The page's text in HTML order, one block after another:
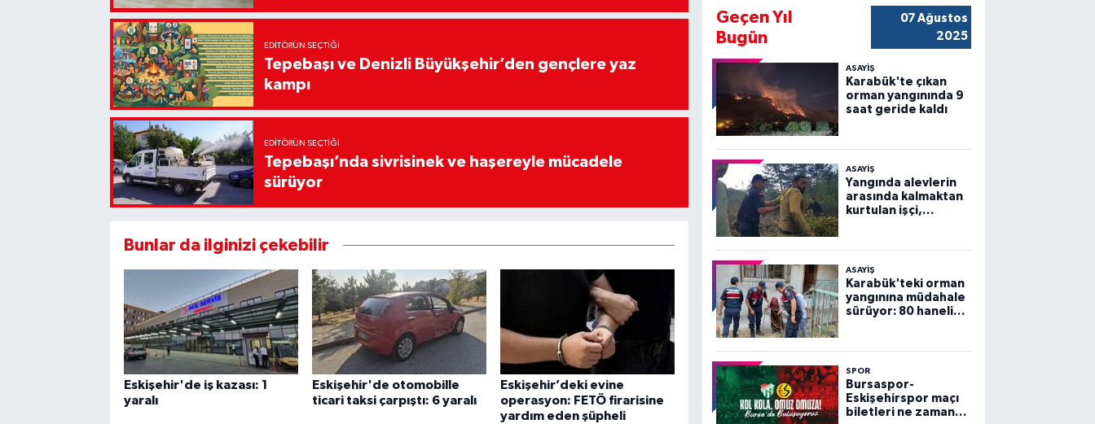
EDITÖRÜN SEÇTIĞI
Tepebaşı ve Denizli Büyükşehir’den gençlere yaz
kampı
EDITÖRÜN SEÇTIĞI
Tepebaşı’nda sivrisinek ve haşereyle mücadele
sürüyor
Bunlar da ilginizi çekebilir
Eskişehir'de iş kazası: 1
yaralı
Eskişehir'de otomobille
ticari taksi çarpıştı: 6 yaralı
Eskişehir’deki evine
operasyon: FETÖ firarisine
yardım eden şüpheli
Geçen Yıl
Bugün
07 Ağustos
2025
ASAYİŞ
Karabük'te çıkan
orman yangınında 9
saat geride kaldı
ASAYİŞ
Yangında alevlerin
arasında kalmaktan
kurtulan işçi,
panik yaşadı
ASAYİŞ
Karabük'teki orman
yangınına müdahale
sürüyor: 80 haneli
SPOR
Bursaspor-
Eskişehirspor maçı
biletleri ne zaman